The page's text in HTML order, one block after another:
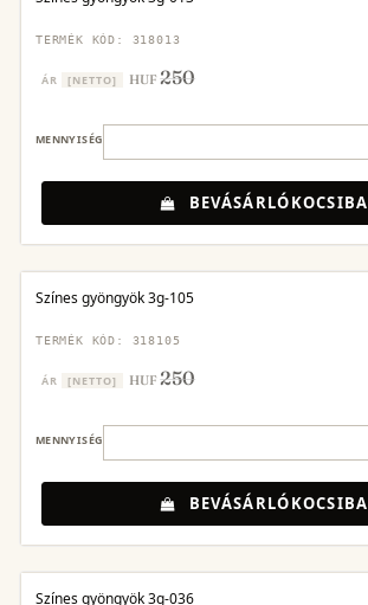
TERMÉK KÓD: 318013
ÁR [NETTO] HUF250
MENNYISÉG
BEVÁSÁRLÓKOCSIBA
Színes gyöngyök 3g-105
TERMÉK KÓD: 318105
ÁR [NETTO] HUF250
MENNYISÉG
BEVÁSÁRLÓKOCSIBA
Színes gyöngyök 3g-036